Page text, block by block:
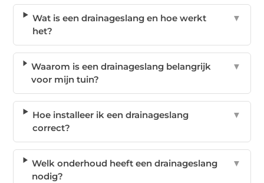
Wat is een drainageslang en hoe werkt
het?
▼
Waarom is een drainageslang belangrijk
voor mijn tuin?
▼
Hoe installeer ik een drainageslang
correct?
▼
Welk onderhoud heeft een drainageslang
nodig?
▼